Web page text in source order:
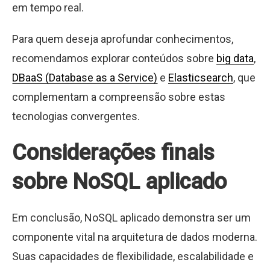
em tempo real.
Para quem deseja aprofundar conhecimentos,
recomendamos explorar conteúdos sobre big data,
DBaaS (Database as a Service) e Elasticsearch, que
complementam a compreensão sobre estas
tecnologias convergentes.
Considerações finais
sobre NoSQL aplicado
Em conclusão, NoSQL aplicado demonstra ser um
componente vital na arquitetura de dados moderna.
Suas capacidades de flexibilidade, escalabilidade e